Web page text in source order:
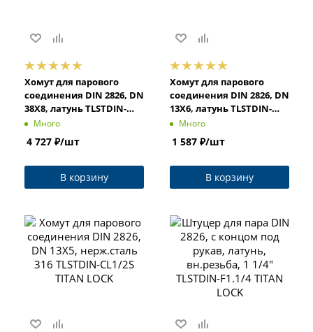
Хомут для парового
соединения DIN 2826, DN
38X8, латунь TLSTDIN-
CL1.1/2 TITAN LOCK
Много
4 727 ₽/шт
В корзину
Хомут для парового
соединения DIN 2826, DN
13X6, латунь TLSTDIN-
CL1/2 TITAN LOCK
Много
1 587 ₽/шт
В корзину